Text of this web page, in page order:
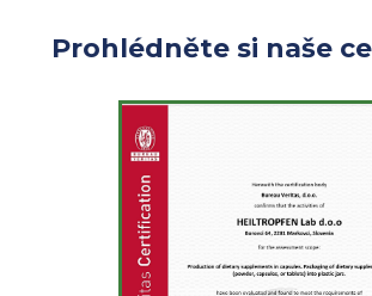
Prohlédněte si naše